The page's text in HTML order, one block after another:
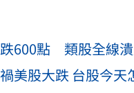
600點 類股全線潰
美股大跌 台股今天